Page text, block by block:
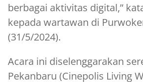
berbagai aktivitas digital,”
kepada wartawan di
(31/5/2024).
Acara ini diselenggarakan
Pekanbaru (Cinepolis Living